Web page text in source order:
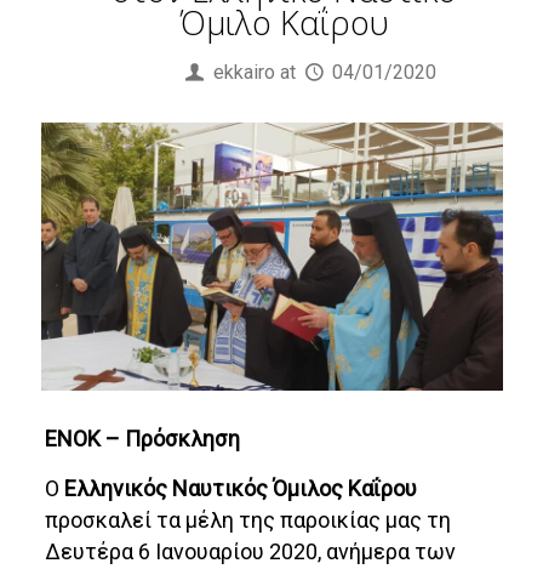
Όμιλο Καΐρου
ekkairo at 04/01/2020
ΕΝΟΚ – Πρόσκληση
Ο Ελληνικός Ναυτικός Όμιλος Καΐρου
προσκαλεί τα μέλη της παροικίας μας τη
Δευτέρα 6 Ιανουαρίου 2020, ανήμερα των